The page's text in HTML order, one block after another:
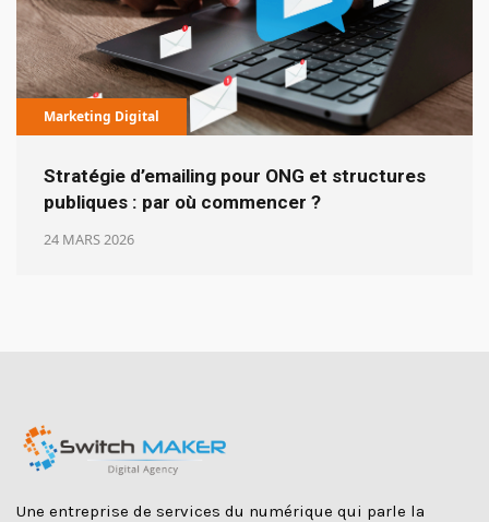
Marketing Digital
Stratégie d’emailing pour ONG et structures
publiques : par où commencer ?
24 MARS 2026
Une entreprise de services du numérique qui parle la